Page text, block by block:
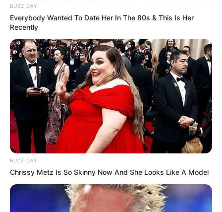
agentes de saúde de todo o Brasil
Recurso deverá beneficiar
370 mil agentes comunitários de
BUZZ DAY
Everybody Wanted To Date Her In The 80s & This Is Her
Recently
BUZZ DAY
Chrissy Metz Is So Skinny Now And She Looks Like A Model